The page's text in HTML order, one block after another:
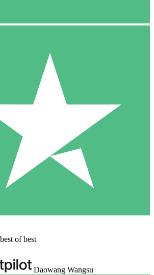
of best
Daowang Wangsu